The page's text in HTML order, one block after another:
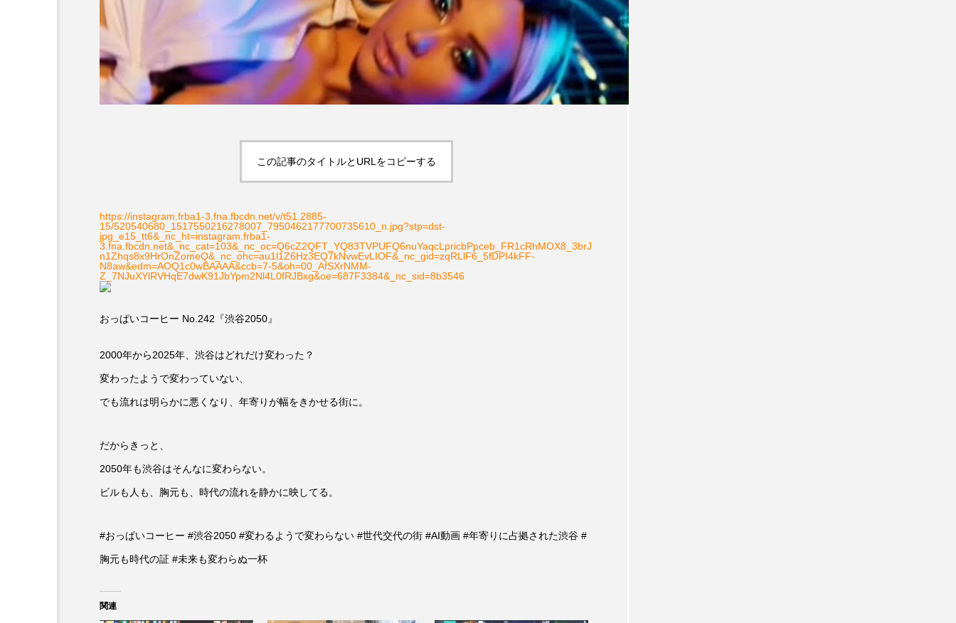
この記事のタイトルとURLをコピーする
https://instagram.frba1-3.fna.fbcdn.net/v/t51.2885-
15/520540680_1517550216278007_7950462177700735610_n.jpg?stp=dst-
jpg_e15_tt6&_nc_ht=instagram.frba1-
3.fna.fbcdn.net&_nc_cat=103&_nc_oc=Q6cZ2QFT_YQ83TVPUFQ6nuYaqcLpricbPpceb_FR1cRhMOX8_3brJ
n1Zhqs8x9HrOnZomeQ&_nc_ohc=au1l1Z6Hz3EQ7kNvwEvLIOF&_nc_gid=zqRLlF6_5fDPI4kFF-
N8aw&edm=AOQ1c0wBAAAA&ccb=7-5&oh=00_AfSXrNMM-
Z_7NJuXYlRVHqE7dwK91JbYpm2Nl4L0fRJBxg&oe=687F3384&_nc_sid=8b3546
おっぱいコーヒー No.242『渋谷2050』
2000年から2025年、渋谷はどれだけ変わった？
変わったようで変わっていない、
でも流れは明らかに悪くなり、年寄りが幅をきかせる街に。
だからきっと、
2050年も渋谷はそんなに変わらない。
ビルも人も、胸元も、時代の流れを静かに映してる。
#おっぱいコーヒー #渋谷2050 #変わるようで変わらない #世代交代の街 #AI動画 #年寄りに占拠された渋谷 #
胸元も時代の証 #未来も変わらぬ一杯
関連